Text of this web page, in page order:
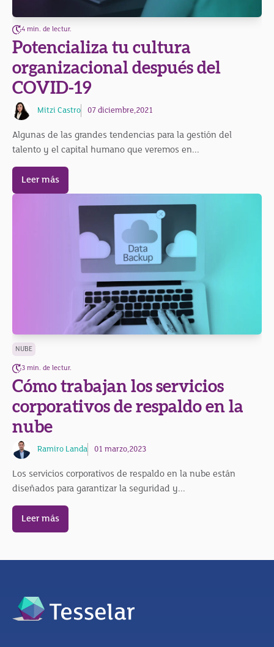
4 min. de lectur.
Potencializa tu cultura
organizacional después del
COVID-19
Mitzi Castro 07 diciembre,2021
Algunas de las grandes tendencias para la gestión del
talento y el capital humano que veremos en...
Leer más
NUBE
3 min. de lectur.
Cómo trabajan los servicios
corporativos de respaldo en la
nube
Ramiro Landa 01 marzo,2023
Los servicios corporativos de respaldo en la nube están
diseñados para garantizar la seguridad y...
Leer más